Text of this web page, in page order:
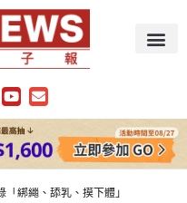
綁繩、舔乳、摸下體」